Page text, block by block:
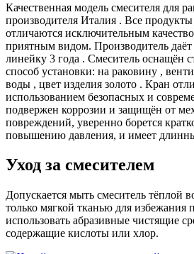
Качественная модель смесителя для
производителя Италия . Все
отличаются исключительным
приятным видом. Производитель
линейку 3 года . Смеситель оснащён
способ установки: на раковину ,
воды , цвет изделия золото . Кран
использованием безопасных и
подвержен коррозии и защищён от
повреждений, уверенно борется
повышению давления, и имеет
Уход за смесителем
Допускается мыть смеситель тёплой
только мягкой тканью для избежания
использовать абразивные чистящие
содержащие кислоты или хлор.